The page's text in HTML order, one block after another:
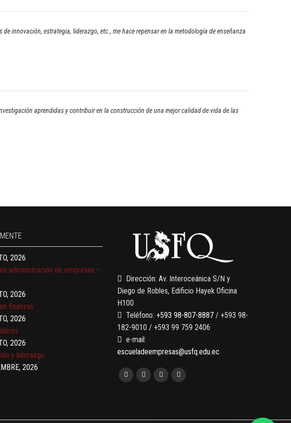
innovación, estrategia, liderazgo, etc., me hace repensar en la metodología de enseñanza
aprendidas y contribuir en la construcción de una mejor calidad de vida de las
2026
2026
empresas familiares
2026
administración de empresas –
2026
finanzas
2026
2026
y liderazgo
2026
Dirección: Av. Interoceánica S/N y
Diego de Robles, Edificio Hayek Oficina
H100
Teléfono: +593 98-807-8887 / +593 98-
182-9010 / +593 99 759 2406
e-mail:
escueladeempresas@usfq.edu.ec